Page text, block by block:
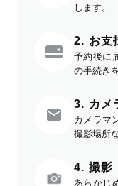
します。
2. お支
予約後に
の手続き
3. カメ
カメラマ
撮影場所
4. 撮影
あらかじ